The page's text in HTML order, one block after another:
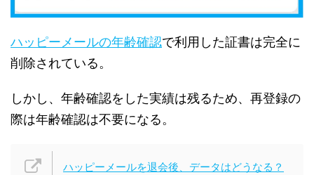
ハッピーメールの年齢確認で利用した証書は完全に
削除されている。
しかし、年齢確認をした実績は残るため、再登録の
際は年齢確認は不要になる。
ハッピーメールを退会後、データはどうなる？